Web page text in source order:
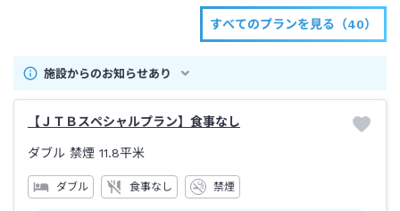
すべてのプランを見る（40）
施設からのお知らせあり
【ＪＴＢスペシャルプラン】食事なし
ダブル 禁煙 11.8平米
ダブル 食事なし 禁煙